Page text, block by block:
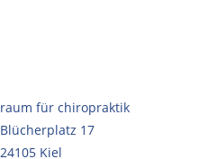
raum für chiropraktik
Blücherplatz 17
24105 Kiel